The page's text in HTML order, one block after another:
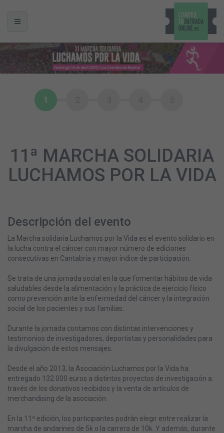
1
11ª MARCHA SOLIDARIA
LUCHAMOS POR LA VIDA
Descripción del evento
La Marcha solidaria Luchamos por la Vida es el evento solidario en
la lucha contra el cáncer con mayor número de ediciones
consecutivas en Cantabria y mayor índice de participación.
Se trata de una jornada social en la que fomentar hábitos de vida
saludables desde la alimentación y la práctica de ejercicio físico
como prevención ante la enfermedad del cáncer y la integración
social de los pacientes y sus familias.
Durante la jornada contamos con distintas intervenciones y
testimonios de investigadores, deportistas y personalidades para
la divulgación de estos mensajes.
Desde el año 2013, la Asociación Luchamos por la Vida ha
entregado 132.000 euros a distintos proyectos de investigación a
través de los donativos recibidos y la venta de artículos de
merchandising de la asociación.
En la 11ª edición, los participantes podrán elegir entre realizar la
marcha de andarines de 5k o la carrera de 10k. Y además, durante